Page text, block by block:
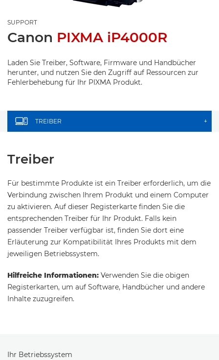
SUPPORT
Canon PIXMA iP4000R
Laden Sie Treiber, Software, Firmware und Handbücher
herunter, und nutzen Sie den Zugriff auf Ressourcen zur
Fehlerbehebung für Ihr PIXMA Produkt.
TREIBER +
Treiber
Für bestimmte Produkte ist ein Treiber erforderlich, um die
Verbindung zwischen Ihrem Produkt und einem Computer
zu aktivieren. Auf dieser Registerkarte finden Sie die
entsprechenden Treiber für Ihr Produkt. Falls kein
passender Treiber verfügbar ist, finden Sie dort eine
Erläuterung zur Kompatibilität Ihres Produkts mit dem
jeweiligen Betriebssystem.
Hilfreiche Informationen: Verwenden Sie die obigen
Registerkarten, um auf Software, Handbücher und andere
Inhalte zuzugreifen.
Ihr Betriebssystem